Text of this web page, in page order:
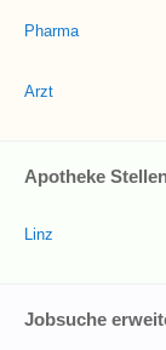
Pharma
Arzt
Apotheke
Linz
Jobsuche